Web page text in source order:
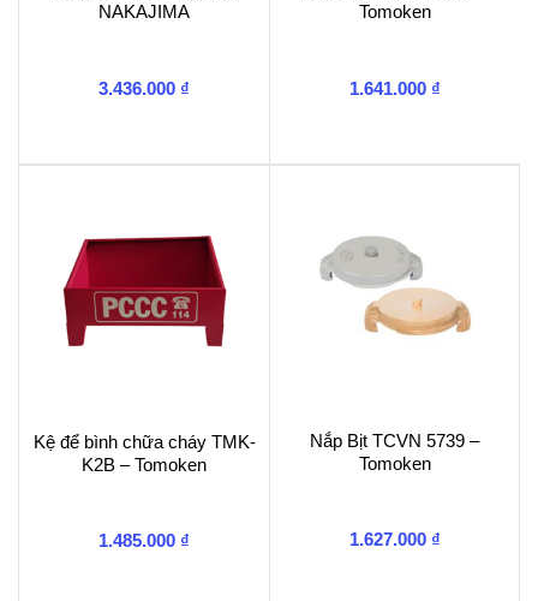
NAKAJIMA
3.436.000 ₫
Tomoken
1.641.000 ₫
Kệ để bình chữa cháy TMK-
K2B – Tomoken
1.485.000 ₫
Nắp Bịt TCVN 5739 –
Tomoken
1.627.000 ₫